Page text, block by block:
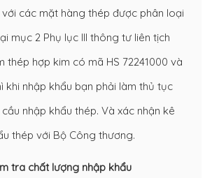
các mặt hàng thép được phân loại
mục 2 Phụ lục III thông tư liên tịch
thép hợp kim có mã HS 72241000 và
khi nhập khẩu bạn phải làm thủ tục
nhập khẩu thép. Và xác nhận kê
thép với Bộ Công thương.
tra chất lượng nhập khẩu